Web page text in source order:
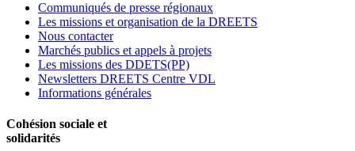
Communiqués de presse régionaux
Les missions et organisation de la DREETS
Nous contacter
Marchés publics et appels à projets
Les missions des DDETS(PP)
Newsletters DREETS Centre VDL
Informations générales
Cohésion sociale et
solidarités